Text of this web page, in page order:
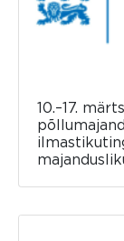
10.–17.